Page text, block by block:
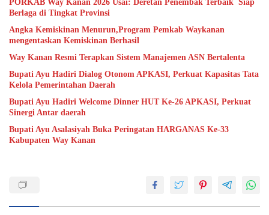
PORKAB Way Kanan 2026 Usai: Deretan Penembak Terbaik Siap
Berlaga di Tingkat Provinsi
Angka Kemiskinan Menurun,Program Pemkab Waykanan
mengentaskan Kemiskinan Berhasil
Way Kanan Resmi Terapkan Sistem Manajemen ASN Bertalenta
Bupati Ayu Hadiri Dialog Otonom APKASI, Perkuat Kapasitas Tata
Kelola Pemerintahan Daerah
Bupati Ayu Hadiri Welcome Dinner HUT Ke-26 APKASI, Perkuat
Sinergi Antar daerah
Bupati Ayu Asalasiyah Buka Peringatan HARGANAS Ke-33
Kabupaten Way Kanan